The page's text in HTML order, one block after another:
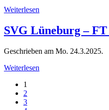
Weiterlesen
SVG Lüneburg –
Geschrieben am Mo. 24.3.2025.
Weiterlesen
1
2
3